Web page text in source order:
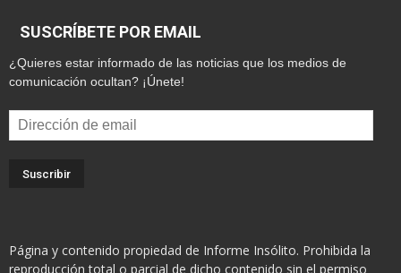
SUSCRÍBETE POR EMAIL
¿Quieres estar informado de las noticias que los medios de
comunicación ocultan? ¡Únete!
Dirección
de
Página y contenido propiedad de Informe Insólito. Prohibida la
reproducción total o parcial de dicho contenido sin el permiso